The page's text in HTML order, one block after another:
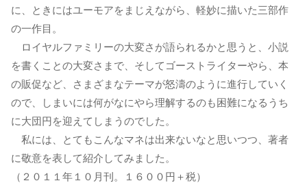
に、ときにはユーモアをまじえながら、軽妙に描いた三部作
の一作目。
ロイヤルファミリーの大変さが語られるかと思うと、小説
を書くことの大変さまで、そしてゴーストライターやら、本
の販促など、さまざまなテーマが怒濤のように進行していく
ので、しまいには何がなにやら理解するのも困難になるうち
に大団円を迎えてしまうのでした。
私には、とてもこんなマネは出来ないなと思いつつ、著者
に敬意を表して紹介してみました。
（２０１１年１０月刊。１６００円＋税）